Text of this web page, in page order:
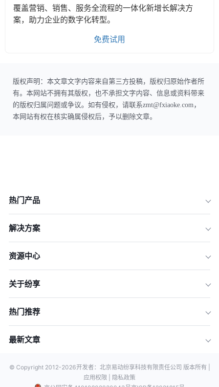
覆盖营销、销售、服务全流程的一体化新增长解决方
案，助力企业的数字化转型。
免费试用
版权声明：本文章文字内容来自第三方投稿，版权归原始作者所
有。本网站不拥有其版权，也不承担文字内容、信息或资料带来
的版权归属问题或争议。如有侵权，请联系zmt@fxiaoke.com，
本网站有权在核实确属侵权后，予以删除文章。
热门产品
解决方案
资源中心
关于纷享
热门推荐
最新文章
© Copyright 2012-2026开发者：北京易动纷享科技有限责任公司 版本所有 |
应用权限 |
隐私政策